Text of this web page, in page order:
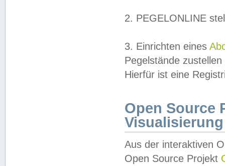
2. PEGELONLINE
3. Einrichten eines
Pegelstände
Hierfür ist eine
Open Source
Visualisierung
Aus der interaktiven
Open Source Projekt